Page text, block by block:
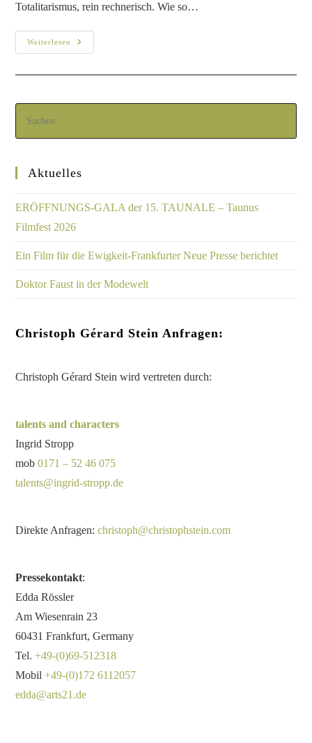
Totalitarismus, rein rechnerisch. Wie so…
Weiterlesen
Aktuelles
ERÖFFNUNGS-GALA der 15. TAUNALE – Taunus
Filmfest 2026
Ein Film für die Ewigkeit-Frankfurter Neue Presse berichtet
Doktor Faust in der Modewelt
Christoph Gérard Stein Anfragen:
Christoph Gérard Stein wird vertreten durch:
talents and characters
Ingrid Stropp
mob0171 – 52 46 075
talents@ingrid-stropp.de
Direkte Anfragen:christoph@christophstein.com
Pressekontakt:
Edda Rössler
Am Wiesenrain 23
60431 Frankfurt, Germany
Tel.+49-(0)69-512318
Mobil+49-(0)172 6112057
edda@arts21.de